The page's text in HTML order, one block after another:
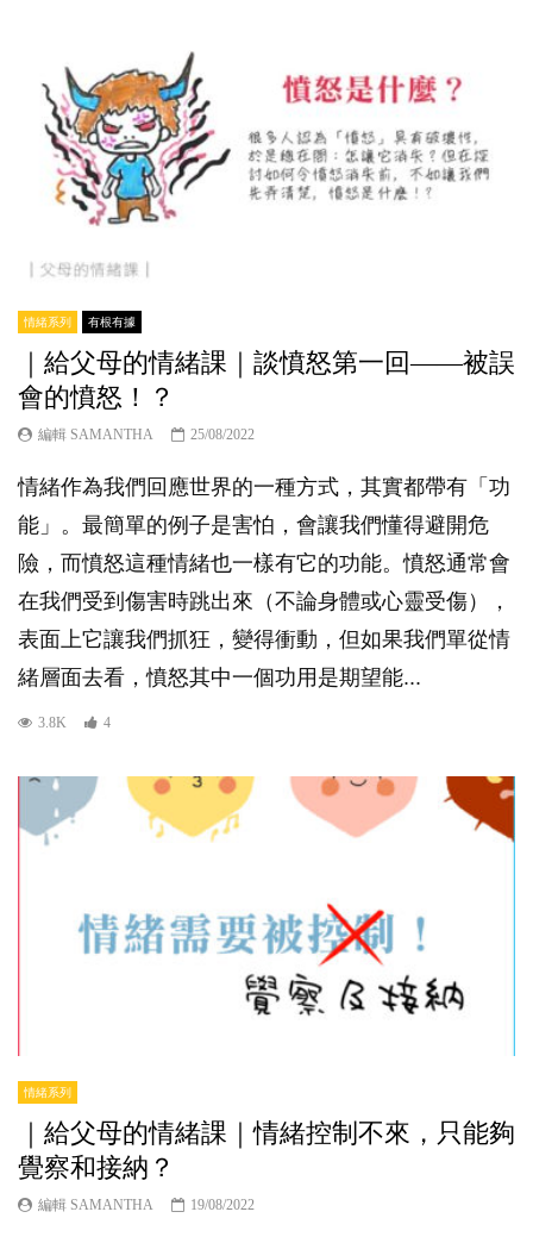
情緒系列 有根有據
｜給父母的情緒課｜談憤怒第一回——被誤
會的憤怒！？
編輯 SAMANTHA 25/08/2022
情緒作為我們回應世界的一種方式，其實都帶有「功
能」。最簡單的例子是害怕，會讓我們懂得避開危
險，而憤怒這種情緒也一樣有它的功能。憤怒通常會
在我們受到傷害時跳出來（不論身體或心靈受傷），
表面上它讓我們抓狂，變得衝動，但如果我們單從情
緒層面去看，憤怒其中一個功用是期望能...
3.8K 4
情緒系列
｜給父母的情緒課｜情緒控制不來，只能夠
覺察和接納？
編輯 SAMANTHA 19/08/2022